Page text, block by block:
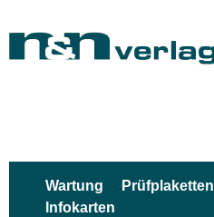
Wartung Prüfplaketten
Infokarten